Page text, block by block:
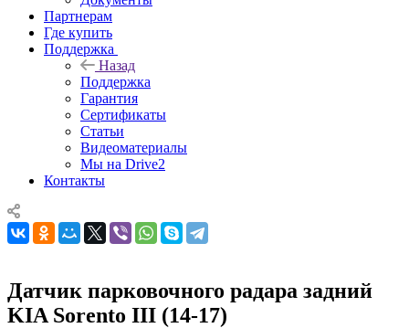
Партнерам
Где купить
Поддержка
Назад
Поддержка
Гарантия
Сертификаты
Статьи
Видеоматериалы
Мы на Drive2
Контакты
Датчик парковочного радара задний
KIA Sorento III (14-17)